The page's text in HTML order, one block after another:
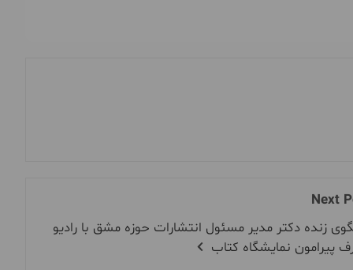
Next
زنده دکتر مدیر مسئول انتشارات حوزه مشق با رادیو
پیرامون نمایشگاه کتاب